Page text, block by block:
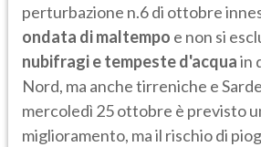
perturbazione n.6 di ottobre
ondata di maltempo e non si
nubifragi e tempeste d'acquain
Nord, ma anche tirreniche e
mercoledì 25 ottobre è previsto
miglioramento, ma il rischio di